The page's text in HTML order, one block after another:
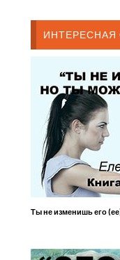
ИНТЕРЕСНАЯ
Ты не изменишь его